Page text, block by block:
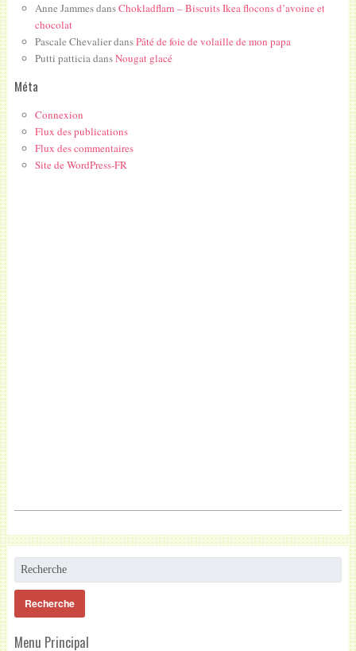
Anne JammesdansChokladflarn – Biscuits Ikea flocons d’avoine et
chocolat
Pascale ChevalierdansPâté de foie de volaille de mon papa
Putti patticiadansNougat glacé
Méta
Connexion
Flux des publications
Flux des commentaires
Site de WordPress-FR
Menu Principal